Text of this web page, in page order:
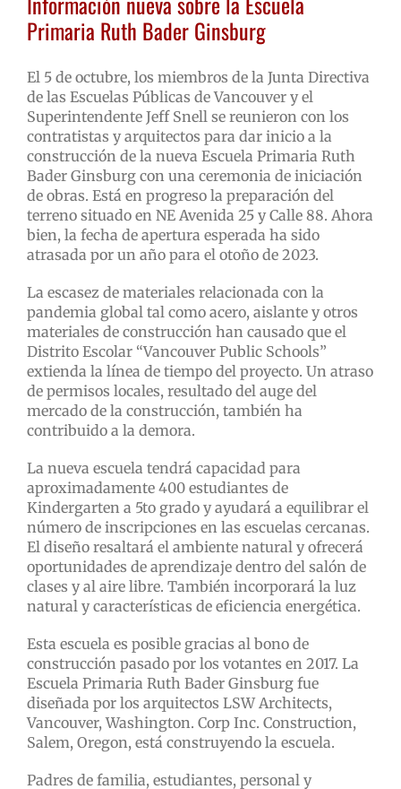
Primaria Ruth Bader Ginsburg
El 5 de octubre, los miembros de la Junta Directiva
de las Escuelas Públicas de Vancouver y el
Superintendente Jeff Snell se reunieron con los
contratistas y arquitectos para dar inicio a la
construcción de la nueva Escuela Primaria Ruth
Bader Ginsburg con una ceremonia de iniciación
de obras. Está en progreso la preparación del
terreno situado en NE Avenida 25 y Calle 88. Ahora
bien, la fecha de apertura esperada ha sido
atrasada por un año para el otoño de 2023.
La escasez de materiales relacionada con la
pandemia global tal como acero, aislante y otros
materiales de construcción han causado que el
Distrito Escolar “Vancouver Public Schools”
extienda la línea de tiempo del proyecto. Un atraso
de permisos locales, resultado del auge del
mercado de la construcción, también ha
contribuido a la demora.
La nueva escuela tendrá capacidad para
aproximadamente 400 estudiantes de
Kindergarten a 5to grado y ayudará a equilibrar el
número de inscripciones en las escuelas cercanas.
El diseño resaltará el ambiente natural y ofrecerá
oportunidades de aprendizaje dentro del salón de
clases y al aire libre. También incorporará la luz
natural y características de eficiencia energética.
Esta escuela es posible gracias al bono de
construcción pasado por los votantes en 2017. La
Escuela Primaria Ruth Bader Ginsburg fue
diseñada por los arquitectos LSW Architects,
Vancouver, Washington. Corp Inc. Construction,
Salem, Oregon, está construyendo la escuela.
Padres de familia, estudiantes, personal y